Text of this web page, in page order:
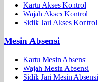
Kartu Akses Kontrol
Wajah Akses Kontrol
Sidik Jari Akses Kontrol
Mesin Absensi
Kartu Mesin Absensi
Wajah Mesin Absensi
Sidik Jari Mesin Absensi